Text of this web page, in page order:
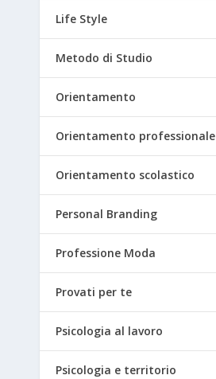
Life Style
Metodo di Studio
Orientamento
Orientamento professionale
Orientamento scolastico
Personal Branding
Professione Moda
Provati per te
Psicologia al lavoro
Psicologia e territorio